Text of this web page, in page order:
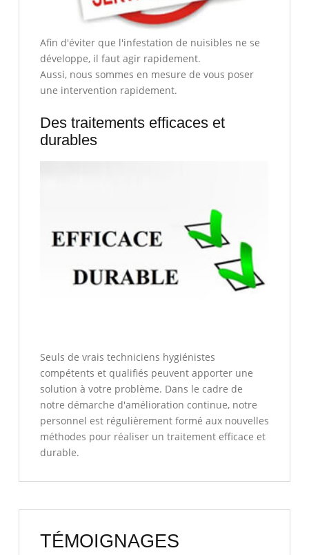
Afin d'éviter que l'infestation de nuisibles ne se
développe, il faut agir rapidement.
Aussi, nous sommes en mesure de vous poser
une intervention rapidement.
Des traitements efficaces et
durables
Seuls de vrais techniciens hygiénistes
compétents et qualifiés peuvent apporter une
solution à votre problème. Dans le cadre de
notre démarche d'amélioration continue, notre
personnel est régulièrement formé aux nouvelles
méthodes pour réaliser un traitement efficace et
durable.
TÉMOIGNAGES